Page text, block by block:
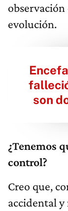
evolución.
son
¿Tenemos
control?
Creo que,
accidental